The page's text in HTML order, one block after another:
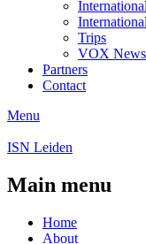
Trips
VOX
Partners
Contact
Menu
ISN Leiden
Main menu
Home
About